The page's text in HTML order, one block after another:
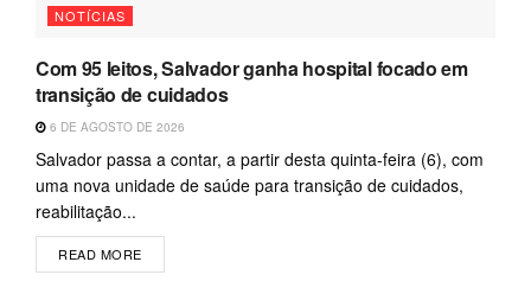
NOTÍCIAS
Com 95 leitos, Salvador ganha hospital focado em
transição de cuidados
6 DE AGOSTO DE 2026
Salvador passa a contar, a partir desta quinta-feira (6), com
uma nova unidade de saúde para transição de cuidados,
reabilitação...
READ MORE